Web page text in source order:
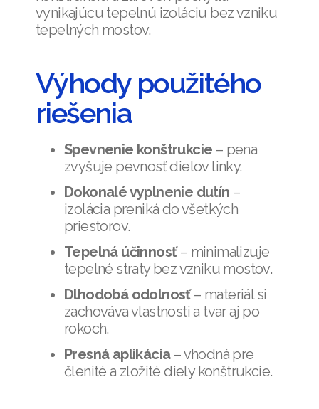
vynikajúcu tepelnú izoláciu bez vzniku
tepelných mostov.
Výhody použitého
riešenia
Spevnenie konštrukcie – pena
zvyšuje pevnosť dielov linky.
Dokonalé vyplnenie dutín –
izolácia preniká do všetkých
priestorov.
Tepelná účinnosť– minimalizuje
tepelné straty bez vzniku mostov.
Dlhodobá odolnosť– materiál si
zachováva vlastnosti a tvar aj po
rokoch.
Presná aplikácia– vhodná pre
členité a zložité diely konštrukcie.